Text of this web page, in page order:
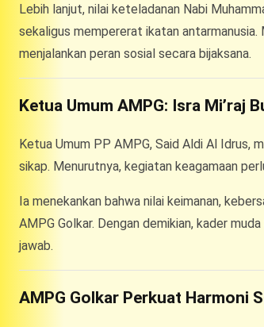
Lebih lanjut, nilai keteladanan Nabi
sekaligus mempererat ikatan antarmanusia.
menjalankan peran sosial secara bijaksana.
Ketua Umum AMPG: Isra Mi’raj
Ketua Umum PP AMPG, Said Aldi Al Idrus,
sikap. Menurutnya, kegiatan keagamaan
Ia menekankan bahwa nilai keimanan,
AMPG Golkar. Dengan demikian, kader
jawab.
AMPG Golkar Perkuat Harmoni